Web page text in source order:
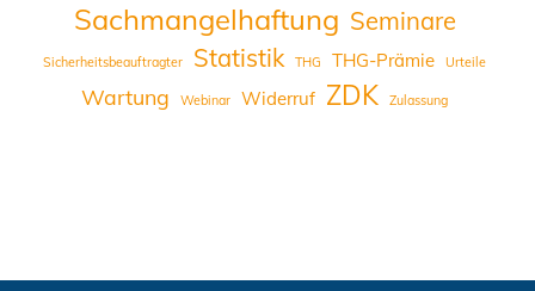
Sachmangelhaftung Seminare
Sicherheitsbeauftragter Statistik THG THG-Prämie Urteile
Wartung Webinar Widerruf ZDK Zulassung